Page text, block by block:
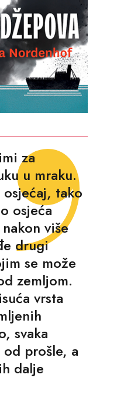
za
u mraku.
tako
osjeća
više
drugi
se može
zemljom.
vrsta
svaka
prošle, a
dalje